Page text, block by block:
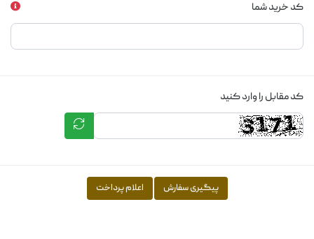
کد خرید شما
کد مقابل را وارد کنید
پیگیری سفارش اعلام پرداخت